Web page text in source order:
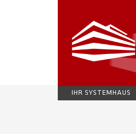
IHR SYSTEMHAUS